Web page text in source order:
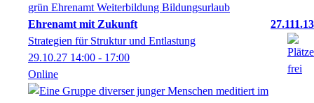
Ehrenamt mit Zukunft
27.111.13
Strategien für Struktur und Entlastung
29.10.27 14:00 - 17:00
Online